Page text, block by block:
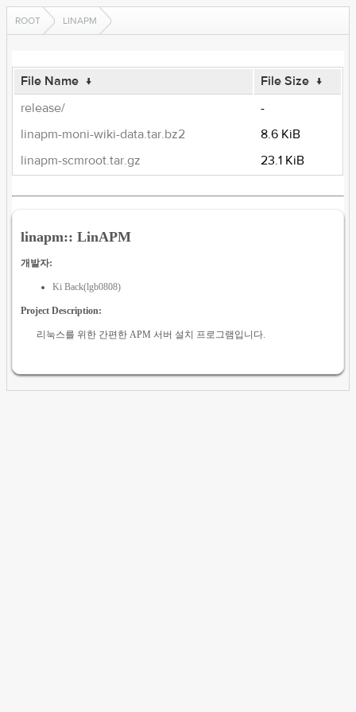
ROOT LINAPM
File Name ↓ File Size ↓
release/
-
linapm-moni-wiki-data.tar.bz2
8.6 KiB
linapm-scmroot.tar.gz
23.1 KiB
linapm:: LinAPM
개발자:
Ki Back(lgb0808)
Project Description:
리눅스를 위한 간편한 APM 서버 설치 프로그램입니다.